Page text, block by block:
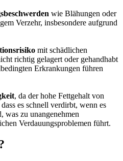
wie Blähungen oder
Verzehr, insbesondere aufgrund
mit schädlichen
richtig gelagert oder gehandhabt
Erkrankungen führen
, da der hohe Fettgehalt von
es schnell verdirbt, wenn es
was zu unangenehmen
Verdauungsproblemen führt.